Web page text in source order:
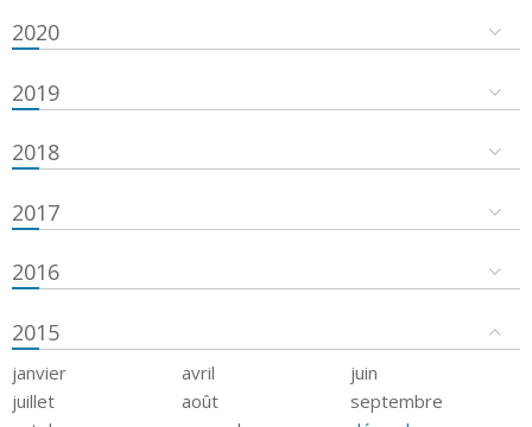
2020
2019
2018
2017
2016
2015
janvier avril
juin
juillet
août
septembre